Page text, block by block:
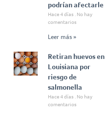
podrían afectarle
Hace 4 días
No hay
comentarios
Leer más »
Retiran huevos en
Louisiana por
riesgo de
salmonella
Hace 4 días
No hay
comentarios